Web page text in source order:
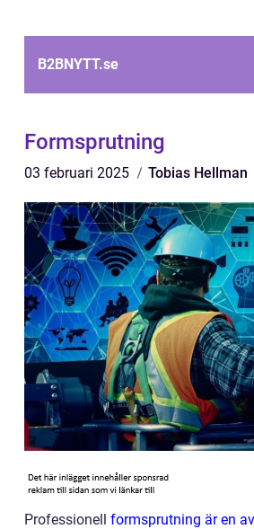
B2BNYTT.se
Formsprutning
03 februari 2025 Tobias Hellman
Professionell formsprutning är en